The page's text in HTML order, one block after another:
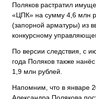
Поляков растратил
«ЦПК» на сумму 4,6 млн
(запорной арматуры) из
конкурсному
По версии следствия, с
года Поляков также
1,9 млн рублей.
Напомним, что в январе